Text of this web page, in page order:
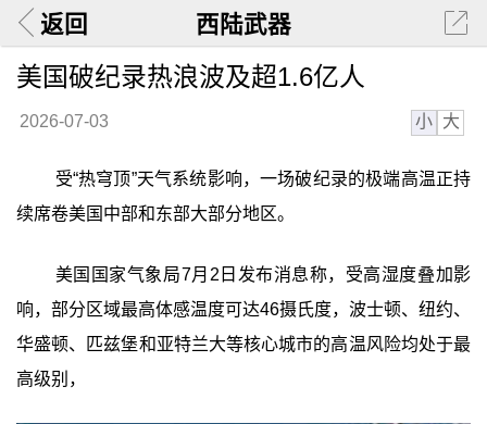
返回 西陆武器
美国破纪录热浪波及超1.6亿人
2026-07-03 小 大
受“热穹顶”天气系统影响，一场破纪录的极端高温正持
续席卷美国中部和东部大部分地区。
美国国家气象局7月2日发布消息称，受高湿度叠加影
响，部分区域最高体感温度可达46摄氏度，波士顿、纽约、
华盛顿、匹兹堡和亚特兰大等核心城市的高温风险均处于最
高级别，